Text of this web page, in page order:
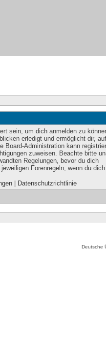
sein, um dich anmelden zu
erledigt und ermöglicht dir, auf
Board-Administration kann
zuweisen. Beachte bitte
Regelungen, bevor du dich
Forenregeln, wenn du
| Datenschutzrichtlinie
Deutsche